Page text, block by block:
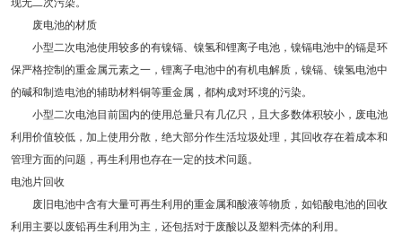
现无二次污染。
废电池的材质
小型二次电池使用较多的有镍镉、镍氢和锂离子电池，镍镉电池中的镉是环
保严格控制的重金属元素之一，锂离子电池中的有机电解质，镍镉、镍氢电池中
的碱和制造电池的辅助材料铜等重金属，都构成对环境的污染。
小型二次电池目前国内的使用总量只有几亿只，且大多数体积较小，废电池
利用价值较低，加上使用分散，绝大部分作生活垃圾处理，其回收存在着成本和
管理方面的问题，再生利用也存在一定的技术问题。
电池片回收
废旧电池中含有大量可再生利用的重金属和酸液等物质，如铅酸电池的回收
利用主要以废铅再生利用为主，还包括对于废酸以及塑料壳体的利用。